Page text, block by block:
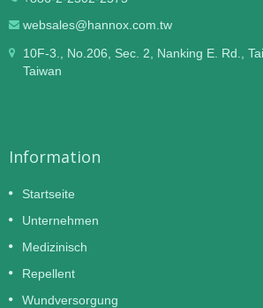
websales@hannox.com.tw
10F-3., No.206, Sec. 2, Nanking E. Rd.,
Taiwan
Information
Startseite
Unternehmen
Medizinisch
Repellent
Wundversorgung